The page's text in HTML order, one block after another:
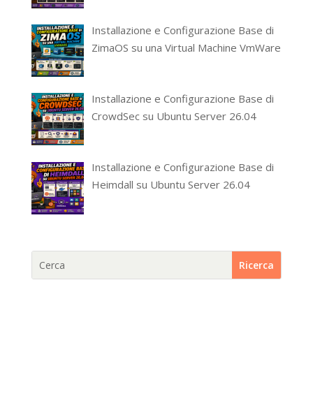
Installazione e Configurazione Base di
ZimaOS su una Virtual Machine VmWare
Installazione e Configurazione Base di
CrowdSec su Ubuntu Server 26.04
Installazione e Configurazione Base di
Heimdall su Ubuntu Server 26.04